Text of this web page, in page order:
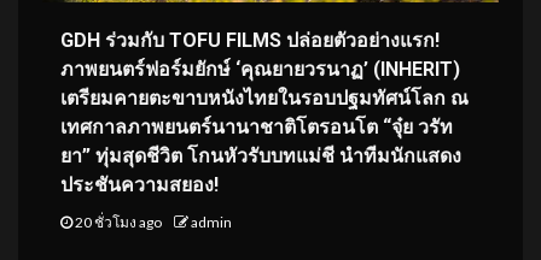
GDH ร่วมกับ TOFU FILMS ปล่อยตัวอย่างแรก!
ภาพยนตร์ฟอร์มยักษ์ ‘คุณยายวรนาฏ’ (INHERIT)
เตรียมคายตะขาบหนังไทยในรอบปฐมทัศน์โลก ณ
เทศกาลภาพยนตร์นานาชาติโตรอนโต “จุ๋ย วรัท
ยา” ทุ่มสุดชีวิต โกนหัวรับบทแม่ชี นำทีมนักแสดง
ประชันความสยอง!
20 ชั่วโมง ago admin